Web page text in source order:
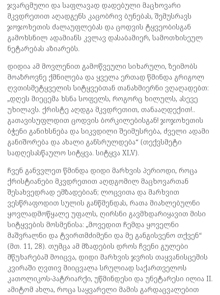
ჯვარცმული და საფლავად დადებული მაცხოვარი
მკვდრეთით აღადგენს კაცობრივ ბუნებას, შემუსრავს
ჯოჯოხეთის ძალაუფლებას და ცოდვის ტყვეობისგან
გამოხსნილ ადამიანს კვლავ დასაბამიერ, სამოთხისეულ
ნეტარებას აზიარებს.
დიდია ამ მოვლენით გამოწვეული სიხარული, ზეიმობს
მოაზროვნე ქმნილება და ყველა ერთად წმინდა გრიგოლ
ღვთისმეტყველის სიტყვებთან თანახმიერნი ვღაღადებთ:
„დღეს მიეცემა ხსნა სოფელს, როგორც ხილულს, ასევე
უხილავს. ქრისტე აღდგა მკვდრეთით, თანააღდექით!..
გათავისუფლდით ცოდვის ბორკილებისგან! ჯოჯოხეთის
ბჭენი განიხსნება და სიკვდილი შეიმუსრება, ძველი ადამი
განიშორება და ახალი განსრულდება“ (თექვსმეტი
სადღესასწაულო სიტყვა. სიტყვა XLV).
ჩვენ განვვლეთ წმინდა დიდი მარხვის პერიოდი, როცა
ქრისტიანები მკვდრეთით აღდგომილ მაცხოვართან
შესახვედრად ემზადებიან; ლოცვითა და მარხვით
ვესწრაფოდით სულის განწმენდას, რათა მიახლებულნი
ყოვლადმოწყალე უფალს, ღირსნი გავმხდარიყავით მისი
სიტყვების მოსმენისა: „მოვედით ჩემდა ყოველნი
მაშვრალნი და ტვირთმძიმენი და მე განგისვენო თქვენ“
(მთ. 11, 28). თუმცა ამ მზადების დროს ჩვენი გულები
მწუხარებამ მოიცვა, დიდი მარხვის ჯვრის თაყვანისცემის
კვირაში ღვთივ მიიცვალა სრულიად საქართველოს
კათოლიკოს-პატრიარქი, უწმინდესი და უნეტარესი ილია II.
ამიტომ ახლა, როცა საყვარელი მამის გარდაცვალებით